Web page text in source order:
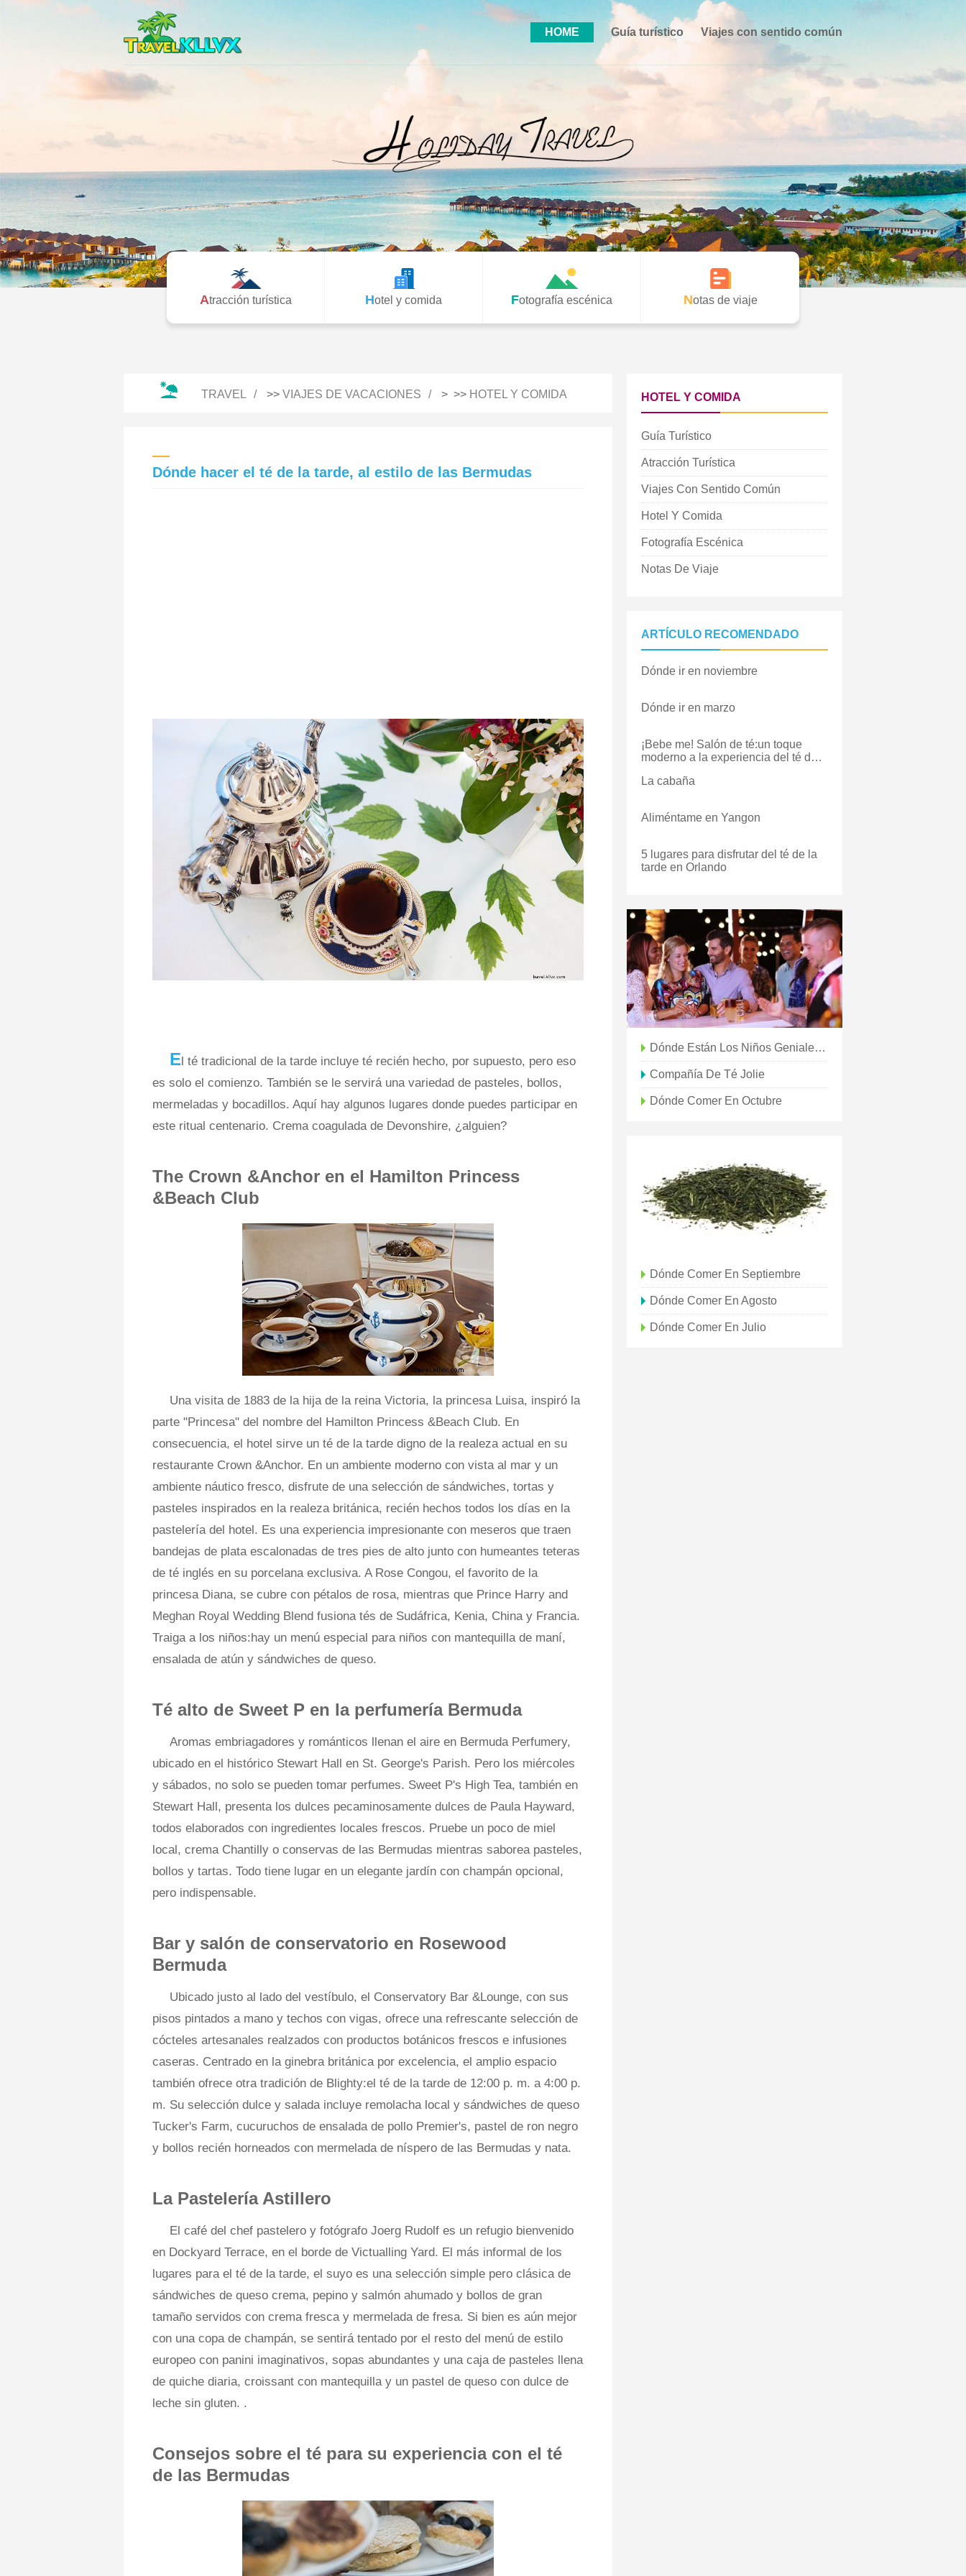
HOME Guía turístico Viajes con sentido común
Atracción turística Hotel y comida Fotografía escénica Notas de viaje
TRAVEL >> VIAJES DE VACACIONES > >> HOTEL Y COMIDA
Dónde hacer el té de la tarde, al estilo de las Bermudas
El té tradicional de la tarde incluye té recién hecho, por supuesto, pero eso
es solo el comienzo. También se le servirá una variedad de pasteles, bollos,
mermeladas y bocadillos. Aquí hay algunos lugares donde puedes participar en
este ritual centenario. Crema coagulada de Devonshire, ¿alguien?
The Crown &Anchor en el Hamilton Princess
&Beach Club
Una visita de 1883 de la hija de la reina Victoria, la princesa Luisa, inspiró la
parte "Princesa" del nombre del Hamilton Princess &Beach Club. En
consecuencia, el hotel sirve un té de la tarde digno de la realeza actual en su
restaurante Crown &Anchor. En un ambiente moderno con vista al mar y un
ambiente náutico fresco, disfrute de una selección de sándwiches, tortas y
pasteles inspirados en la realeza británica, recién hechos todos los días en la
pastelería del hotel. Es una experiencia impresionante con meseros que traen
bandejas de plata escalonadas de tres pies de alto junto con humeantes teteras
de té inglés en su porcelana exclusiva. A Rose Congou, el favorito de la
princesa Diana, se cubre con pétalos de rosa, mientras que Prince Harry and
Meghan Royal Wedding Blend fusiona tés de Sudáfrica, Kenia, China y Francia.
Traiga a los niños:hay un menú especial para niños con mantequilla de maní,
ensalada de atún y sándwiches de queso.
Té alto de Sweet P en la perfumería Bermuda
Aromas embriagadores y románticos llenan el aire en Bermuda Perfumery,
ubicado en el histórico Stewart Hall en St. George's Parish. Pero los miércoles
y sábados, no solo se pueden tomar perfumes. Sweet P's High Tea, también en
Stewart Hall, presenta los dulces pecaminosamente dulces de Paula Hayward,
todos elaborados con ingredientes locales frescos. Pruebe un poco de miel
local, crema Chantilly o conservas de las Bermudas mientras saborea pasteles,
bollos y tartas. Todo tiene lugar en un elegante jardín con champán opcional,
pero indispensable.
Bar y salón de conservatorio en Rosewood
Bermuda
Ubicado justo al lado del vestíbulo, el Conservatory Bar &Lounge, con sus
pisos pintados a mano y techos con vigas, ofrece una refrescante selección de
cócteles artesanales realzados con productos botánicos frescos e infusiones
caseras. Centrado en la ginebra británica por excelencia, el amplio espacio
también ofrece otra tradición de Blighty:el té de la tarde de 12:00 p. m. a 4:00 p.
m. Su selección dulce y salada incluye remolacha local y sándwiches de queso
Tucker's Farm, cucuruchos de ensalada de pollo Premier's, pastel de ron negro
y bollos recién horneados con mermelada de níspero de las Bermudas y nata.
La Pastelería Astillero
El café del chef pastelero y fotógrafo Joerg Rudolf es un refugio bienvenido
en Dockyard Terrace, en el borde de Victualling Yard. El más informal de los
lugares para el té de la tarde, el suyo es una selección simple pero clásica de
sándwiches de queso crema, pepino y salmón ahumado y bollos de gran
tamaño servidos con crema fresca y mermelada de fresa. Si bien es aún mejor
con una copa de champán, se sentirá tentado por el resto del menú de estilo
europeo con panini imaginativos, sopas abundantes y una caja de pasteles llena
de quiche diaria, croissant con mantequilla y un pastel de queso con dulce de
leche sin gluten. .
Consejos sobre el té para su experiencia con el té
de las Bermudas
HOTEL Y COMIDA
Guía Turístico
Atracción Turística
Viajes Con Sentido Común
Hotel Y Comida
Fotografía Escénica
Notas De Viaje
ARTÍCULO RECOMENDADO
Dónde ir en noviembre
Dónde ir en marzo
¡Bebe me! Salón de té:un toque
moderno a la experiencia del té de
La cabaña
Aliméntame en Yangon
5 lugares para disfrutar del té de la
tarde en Orlando
Dónde Están Los Niños Geniales:este De Austin
Compañía De Té Jolie
Dónde Comer En Octubre
Dónde Comer En Septiembre
Dónde Comer En Agosto
Dónde Comer En Julio